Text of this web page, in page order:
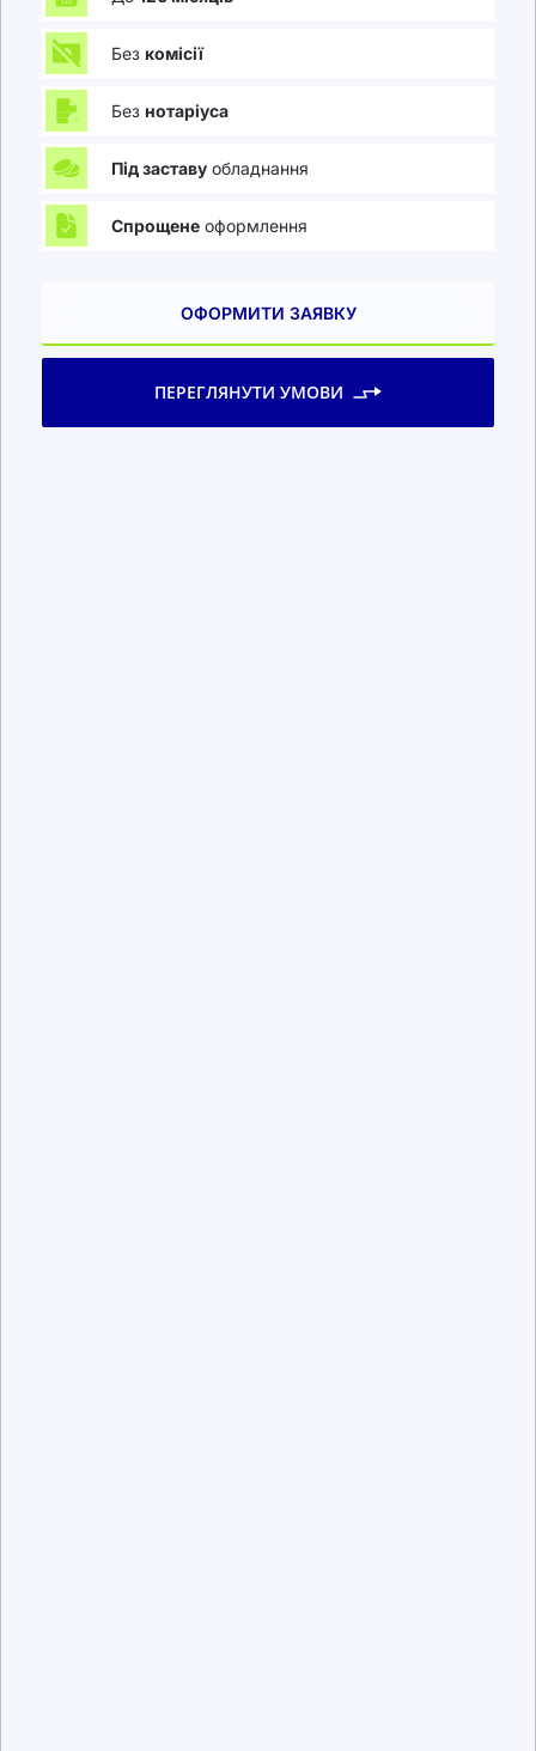
Без комісії
Без нотаріуса
Під заставу обладнання
Спрощене оформлення
ОФОРМИТИ ЗАЯВКУ
ПЕРЕГЛЯНУТИ УМОВИ‌